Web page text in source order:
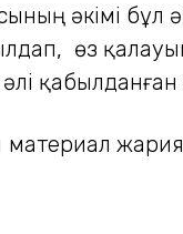
әкімі бұл
өз
қабылданған